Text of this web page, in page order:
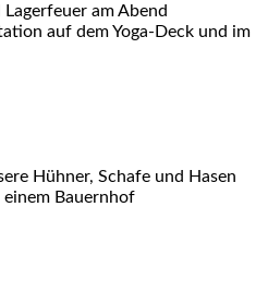
am Abend
auf dem Yoga-Deck und im
Hühner, Schafe und Hasen
einem Bauernhof